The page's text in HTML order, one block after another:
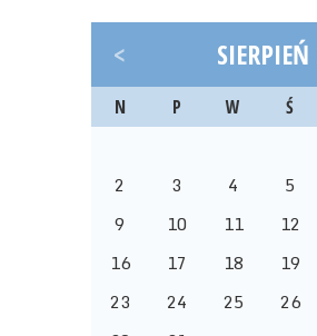
<
N P W Ś
2
3 4 5
9
10 11 12
16
17 18 19
23
24 25 26